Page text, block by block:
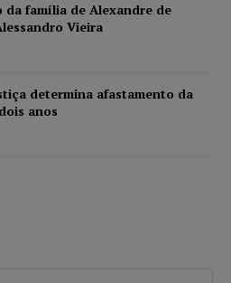
da família de Alexandre de
Vieira
determina afastamento da
anos